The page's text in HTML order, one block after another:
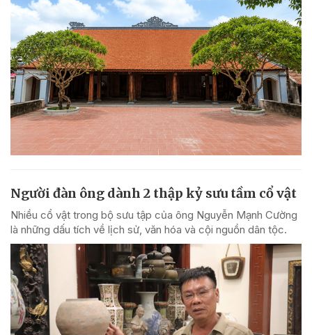
Người đàn ông dành 2 thập kỷ sưu tầm cổ vật
Nhiều cổ vật trong bộ sưu tập của ông Nguyễn Mạnh Cường
là những dấu tích về lịch sử, văn hóa và cội nguồn dân tộc.